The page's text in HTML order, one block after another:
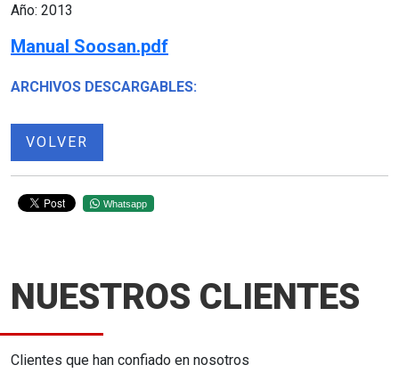
Año: 2013
Manual Soosan.pdf
ARCHIVOS DESCARGABLES:
VOLVER
Whatsapp
NUESTROS CLIENTES
Clientes que han confiado en nosotros